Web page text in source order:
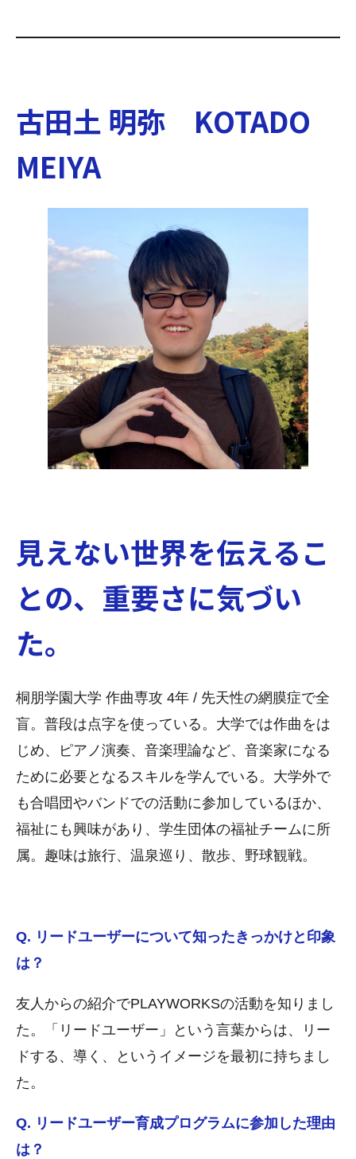
古田土 明弥 KOTADO
MEIYA
見えない世界を伝えるこ
との、重要さに気づい
た。
桐朋学園大学 作曲専攻 4年 / 先天性の網膜症で全
盲。普段は点字を使っている。大学では作曲をは
じめ、ピアノ演奏、音楽理論など、音楽家になる
ために必要となるスキルを学んでいる。大学外で
も合唱団やバンドでの活動に参加しているほか、
福祉にも興味があり、学生団体の福祉チームに所
属。趣味は旅行、温泉巡り、散歩、野球観戦。
Q. リードユーザーについて知ったきっかけと印象
は？
友人からの紹介でPLAYWORKSの活動を知りまし
た。「リードユーザー」という言葉からは、リー
ドする、導く、というイメージを最初に持ちまし
た。
Q. リードユーザー育成プログラムに参加した理由
は？